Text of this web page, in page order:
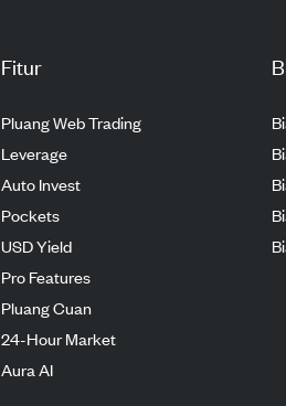
Fitur
Pluang Web Trading
Leverage
Auto Invest
Pockets
USD Yield
Pro Features
Pluang Cuan
24-Hour Market
Aura AI